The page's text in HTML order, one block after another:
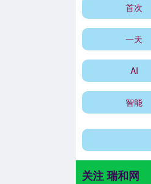
首次
一天
AI
智能
关注 瑞和网